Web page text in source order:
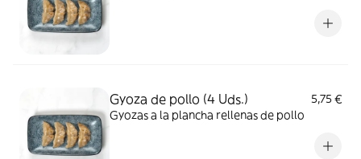
Gyoza de pollo (4 Uds.)
5,75 €
Gyozas a la plancha rellenas de pollo